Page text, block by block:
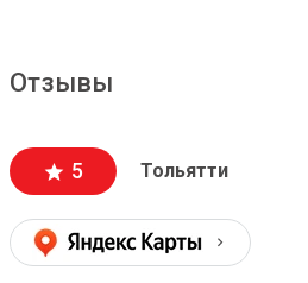
Отзывы
5 Тольятти